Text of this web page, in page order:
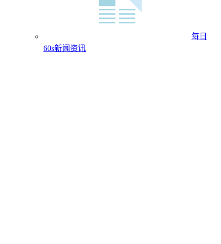
每日
60s新闻资讯